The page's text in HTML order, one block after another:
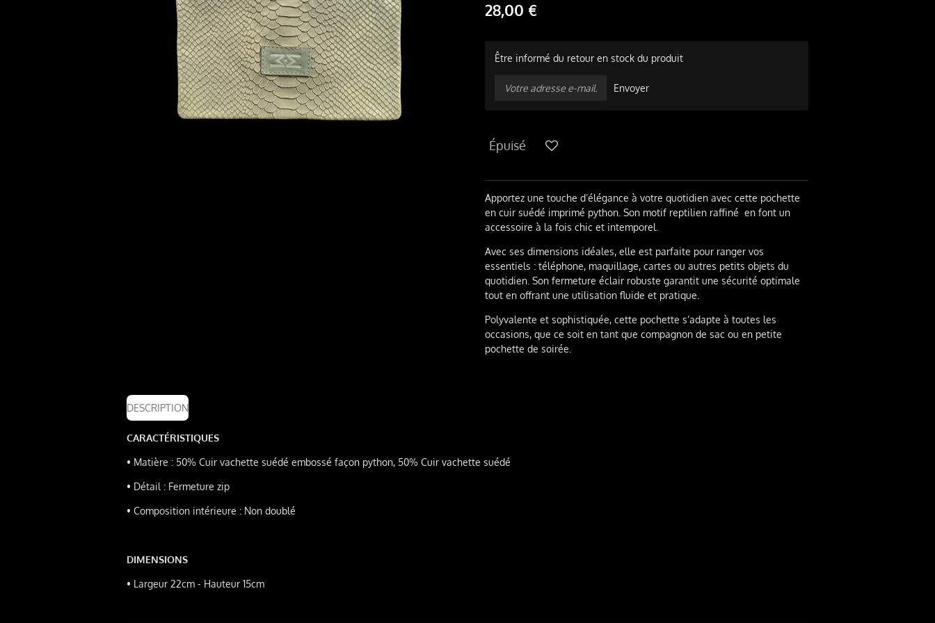
28,00 €
Être informé du retour en stock du produit
Envoyer
Épuisé
Apportez une touche d’élégance à votre quotidien avec cette pochette
en cuir suédé imprimé python. Son motif reptilien raffiné en font un
accessoire à la fois chic et intemporel.
Avec ses dimensions idéales, elle est parfaite pour ranger vos
essentiels : téléphone, maquillage, cartes ou autres petits objets du
quotidien. Son fermeture éclair robuste garantit une sécurité optimale
tout en offrant une utilisation fluide et pratique.
Polyvalente et sophistiquée, cette pochette s’adapte à toutes les
occasions, que ce soit en tant que compagnon de sac ou en petite
pochette de soirée.
DESCRIPTION
CARACTÉRISTIQUES
• Matière : 50% Cuir vachette suédé embossé façon python, 50% Cuir vachette suédé
• Détail : Fermeture zip
• Composition intérieure : Non doublé
DIMENSIONS
• Largeur 22cm - Hauteur 15cm